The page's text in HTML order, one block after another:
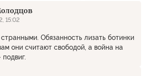
15:02
Обязанность лизать ботинки
они считают свободой, а война на